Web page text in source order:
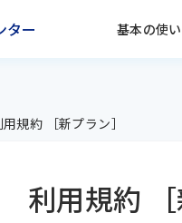
ター 基本の使
用規約 ［新プラン］
利用規約 ［